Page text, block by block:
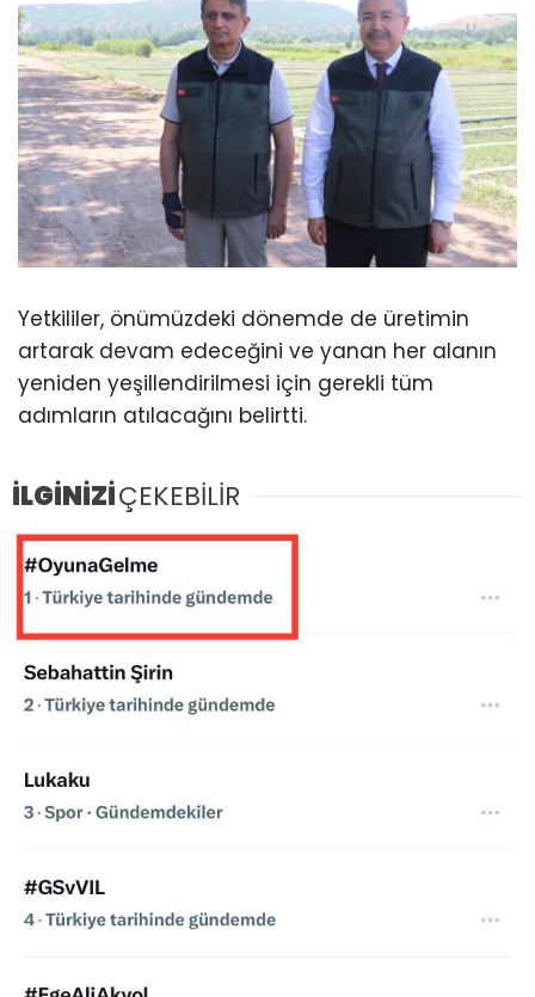
Yetkililer, önümüzdeki dönemde de üretimin
artarak devam edeceğini ve yanan her alanın
yeniden yeşillendirilmesi için gerekli tüm
adımların atılacağını belirtti.
İLGİNİZİÇEKEBİLİR